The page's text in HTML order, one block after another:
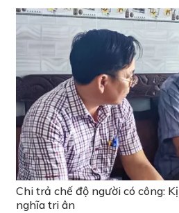
Chi trả chế độ người có công:
nghĩa tri ân